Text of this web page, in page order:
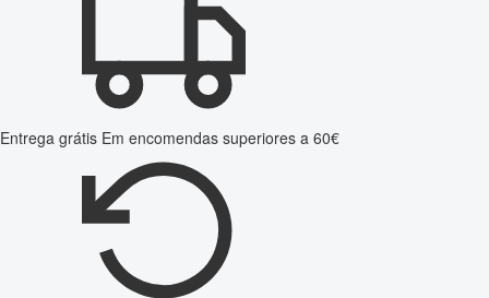
Entrega grátis Em encomendas superiores a 60€